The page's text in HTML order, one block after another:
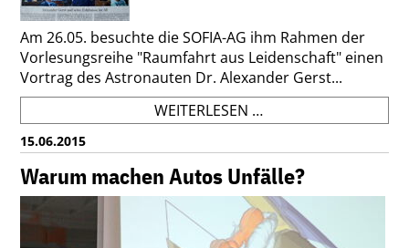
Am 26.05. besuchte die SOFIA-AG ihm Rahmen der
Vorlesungsreihe "Raumfahrt aus Leidenschaft" einen
Vortrag des Astronauten Dr. Alexander Gerst...
WEITERLESEN …"RAUMFAHRT
AUS
LEIDENSCHAFT"
-
SOFIA-
AG
BEIM
15.06.2015
Warum machen Autos Unfälle?